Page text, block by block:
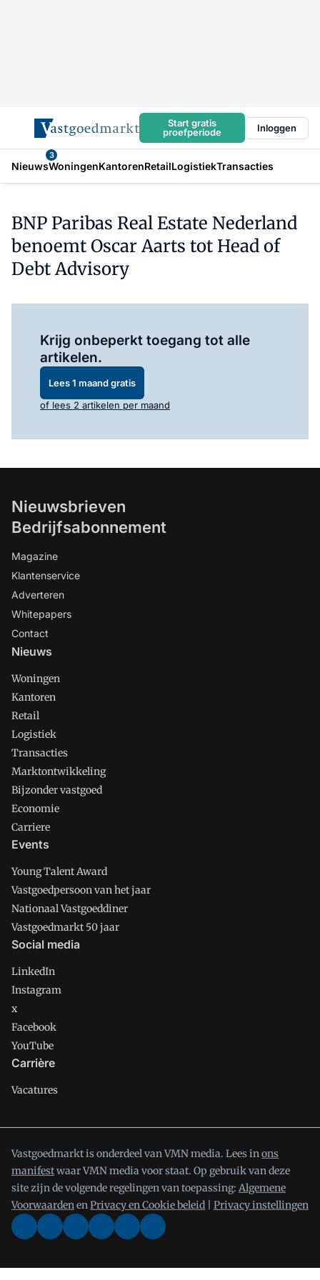
Start gratis
proefperiode
Inloggen
Nieuws
3
WoningenKantorenRetailLogistiekTransacties
BNP Paribas Real Estate Nederland
benoemt Oscar Aarts tot Head of
Debt Advisory
Krijg onbeperkt toegang tot alle
artikelen.
Lees 1 maand gratis
of lees 2 artikelen per maand
Nieuwsbrieven
Bedrijfsabonnement
Magazine
Klantenservice
Adverteren
Whitepapers
Contact
Nieuws
Woningen
Kantoren
Retail
Logistiek
Transacties
Marktontwikkeling
Bijzonder vastgoed
Economie
Carriere
Events
Young Talent Award
Vastgoedpersoon van het jaar
Nationaal Vastgoeddiner
Vastgoedmarkt 50 jaar
Social media
LinkedIn
Instagram
x
Facebook
YouTube
Carrière
Vacatures
Vastgoedmarkt is onderdeel van VMN media. Lees inons
manifestwaar VMN media voor staat. Op gebruik van deze
site zijn de volgende regelingen van toepassing: Algemene
VoorwaardenenPrivacy en Cookie beleid Privacy instellingen